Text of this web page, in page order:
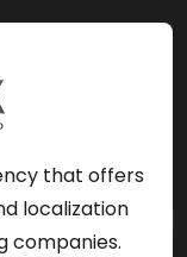
that offers
localization
companies.